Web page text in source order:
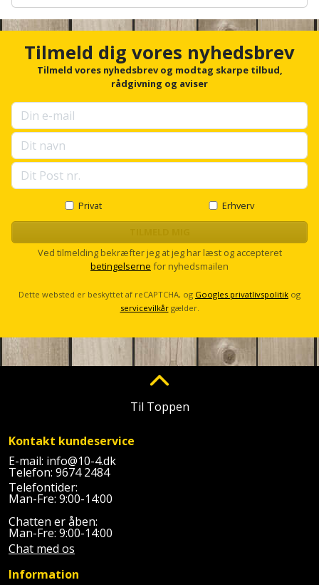
Radonsikring
Rumdeler
og
grus
Skruer,
bolte
møtrikker
Skunklem
Søm
Tag
Terrassebrædder
Terrasseopklodsning
Tråd
til
byggeri
Træ
Løfteudstyr
Målebånd
Markeringsværktøj
Mejsel
Murerværktøj
Nedstryger
Nøgleværktøj
Økse
Polsøger
og
snor
Renseservietter
wipes
Føringsskinne
Forlængerledning
Fugepistol
Fugtmåler
Gipsskruemaskine
Girafsliber
tilbehør
Kantfræser
Kap-
og
geringssav
Kerneboremaskine
Gummibåd
og
kajak
Havepleje
Haveredskaber
Haveslange
tilbehør
Havetilbehør
Hegn
Højtaler
og
fritid
Jul
Kaffe
c
r
u
p
s
e
l
l
o
Tilmeld dig vores nyhedsbrev
Tilmeld vores nyhedsbrev og modtag skarpe tilbud,
rådgivning og aviser
Privat Erhverv
Ved tilmelding bekræfter jeg at jeg har læst og accepteret
betingelserne for nyhedsmailen
Dette websted er beskyttet af reCAPTCHA, og Googles privatlivspolitik og
servicevilkårgælder.
Til Toppen
Kontakt kundeservice
E-mail: info@10-4.dk
Telefon: 9674 2484
Telefontider:
Man-Fre: 9:00-14:00
Chatten er åben:
Man-Fre: 9:00-14:00
Chat med os
Information